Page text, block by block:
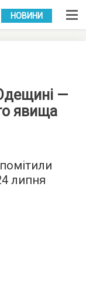
УКР РУС
НОВИНИ
—
явища
липня